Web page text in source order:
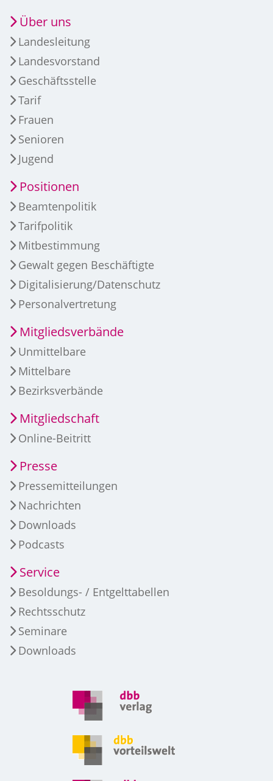
Über uns
Landesleitung
Landesvorstand
Geschäftsstelle
Tarif
Frauen
Senioren
Jugend
Positionen
Beamtenpolitik
Tarifpolitik
Mitbestimmung
Gewalt gegen Beschäftigte
Digitalisierung/Datenschutz
Personalvertretung
Mitgliedsverbände
Unmittelbare
Mittelbare
Bezirksverbände
Mitgliedschaft
Online-Beitritt
Presse
Pressemitteilungen
Nachrichten
Downloads
Podcasts
Service
Besoldungs- / Entgelttabellen
Rechtsschutz
Seminare
Downloads